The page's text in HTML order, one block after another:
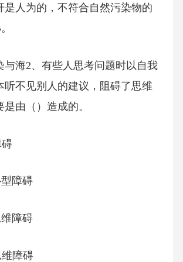
是人为的，不符合自然污染物的
与海2、有些人思考问题时以自我
听不见别人的建议，阻碍了思维
由（）造成的。
障碍
障碍
障碍